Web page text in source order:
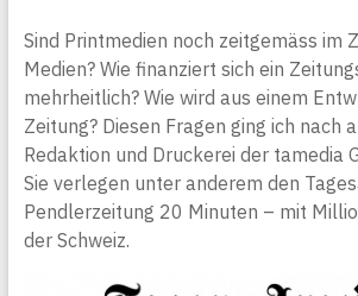
Sind Printmedien noch zeitgemäss im
Medien? Wie finanziert sich ein
mehrheitlich? Wie wird aus einem
Zeitung? Diesen Fragen ging ich nach
Redaktion und Druckerei der tamedia
Sie verlegen unter anderem den
Pendlerzeitung 20 Minuten – mit
der Schweiz.